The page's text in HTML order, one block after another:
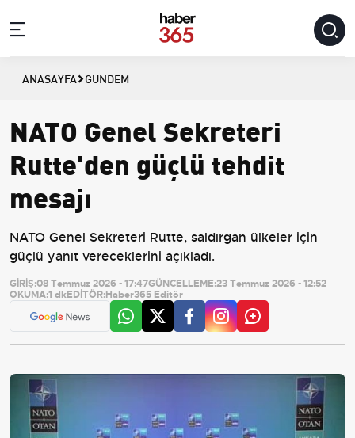
ANASAYFA GÜNDEM
NATO Genel Sekreteri
Rutte'den güçlü tehdit
mesajı
NATO Genel Sekreteri Rutte, saldırgan ülkeler için
güçlü yanıt vereceklerini açıkladı.
GİRİŞ:08 Temmuz 2026 - 17:47GÜNCELLEME:23 Temmuz 2026 - 12:52
OKUMA:1 dkEDİTÖR:Haber365 Editör